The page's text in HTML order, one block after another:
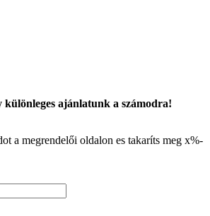
ajánlatunk a számodra!
a megrendelői oldalon es takaríts meg x%-